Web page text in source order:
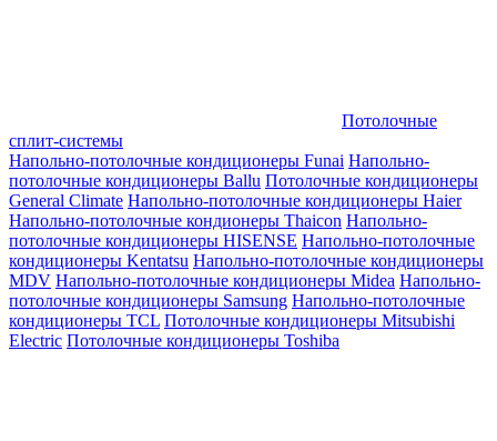
Потолочные
сплит-системы
Напольно-потолочные кондиционеры Funai Напольно-
потолочные кондиционеры Ballu Потолочные кондиционеры
General Climate Напольно-потолочные кондиционеры Haier
Напольно-потолочные кондионеры Thaicon Напольно-
потолочные кондиционеры HISENSE Напольно-потолочные
кондиционеры Kentatsu Напольно-потолочные кондиционеры
MDV Напольно-потолочные кондиционеры Midea Напольно-
потолочные кондиционеры Samsung Напольно-потолочные
кондиционеры TCL Потолочные кондиционеры Mitsubishi
Electric Потолочные кондиционеры Toshiba